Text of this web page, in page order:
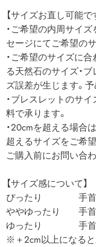
【サイズお直し可能で
・ご希望の内周サイ
セージにてご希望の
・ご希望のサイズに
る天然石のサイズ・
ズ誤差が生じます。
・ブレスレットのサ
料で承ります。
・20cmを超える場合
超えるサイズをご希
ご購入前にお問い合
【サイズ感について】
ぴったり 手首サ
ややゆったり 手首
ゆったり 手首サ
※＋2cm以上になると